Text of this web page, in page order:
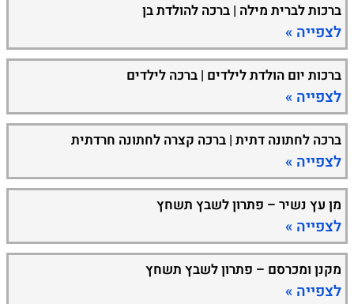
ברכות לברית מילה | ברכה להולדת בן
לצפייה »
ברכות יום הולדת לילדים | ברכה לילדים
לצפייה »
ברכה לחתונה דתית | ברכה קצרה לחתונה חרדתית
לצפייה »
מן עץ נשיר – פתרון לשבץ תשחץ
לצפייה »
מקנן ומכרסם – פתרון לשבץ תשחץ
לצפייה »